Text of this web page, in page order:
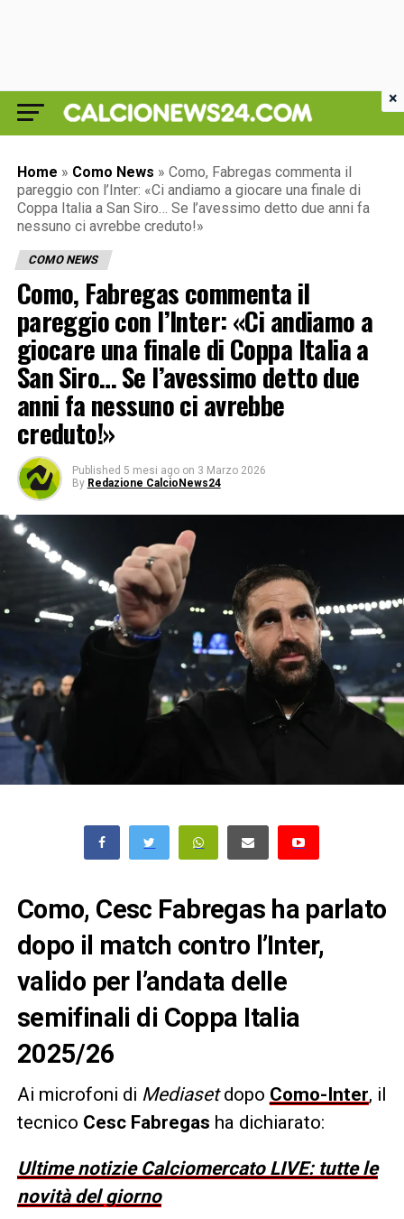
Home » Como News » Como, Fabregas commenta il
pareggio con l’Inter: «Ci andiamo a giocare una finale di
Coppa Italia a San Siro… Se l’avessimo detto due anni fa
nessuno ci avrebbe creduto!»
COMO NEWS
Como, Fabregas commenta il
pareggio con l’Inter: «Ci andiamo a
giocare una finale di Coppa Italia a
San Siro… Se l’avessimo detto due
anni fa nessuno ci avrebbe
creduto!»
Published 5 mesi ago on 3 Marzo 2026
By Redazione CalcioNews24
Como, Cesc Fabregas ha parlato
dopo il match contro l’Inter,
valido per l’andata delle
semifinali di Coppa Italia
2025/26
Ai microfoni di Mediasetdopo Como-Inter, il
tecnico Cesc Fabregas ha dichiarato:
Ultime notizie Calciomercato LIVE: tutte le
novità del giorno
×